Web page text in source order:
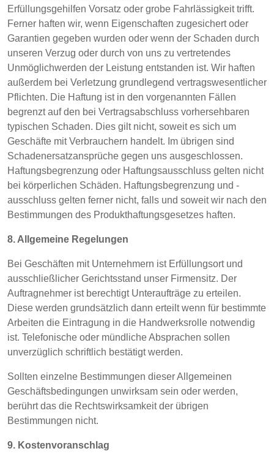
Erfüllungsgehilfen Vorsatz oder grobe Fahrlässigkeit trifft.
Ferner haften wir, wenn Eigenschaften zugesichert oder
Garantien gegeben wurden oder wenn der Schaden durch
unseren Verzug oder durch von uns zu vertretendes
Unmöglichwerden der Leistung entstanden ist. Wir haften
außerdem bei Verletzung grundlegend vertragswesentlicher
Pflichten. Die Haftung ist in den vorgenannten Fällen
begrenzt auf den bei Vertragsabschluss vorhersehbaren
typischen Schaden. Dies gilt nicht, soweit es sich um
Geschäfte mit Verbrauchern handelt. Im übrigen sind
Schadenersatzansprüche gegen uns ausgeschlossen.
Haftungsbegrenzung oder Haftungsausschluss gelten nicht
bei körperlichen Schäden. Haftungsbegrenzung und -
ausschluss gelten ferner nicht, falls und soweit wir nach den
Bestimmungen des Produkthaftungsgesetzes haften.
8. Allgemeine Regelungen
Bei Geschäften mit Unternehmern ist Erfüllungsort und
ausschließlicher Gerichtsstand unser Firmensitz. Der
Auftragnehmer ist berechtigt Unteraufträge zu erteilen.
Diese werden grundsätzlich dann erteilt wenn für bestimmte
Arbeiten die Eintragung in die Handwerksrolle notwendig
ist. Telefonische oder mündliche Absprachen sollen
unverzüglich schriftlich bestätigt werden.
Sollten einzelne Bestimmungen dieser Allgemeinen
Geschäftsbedingungen unwirksam sein oder werden,
berührt das die Rechtswirksamkeit der übrigen
Bestimmungen nicht.
9. Kostenvoranschlag